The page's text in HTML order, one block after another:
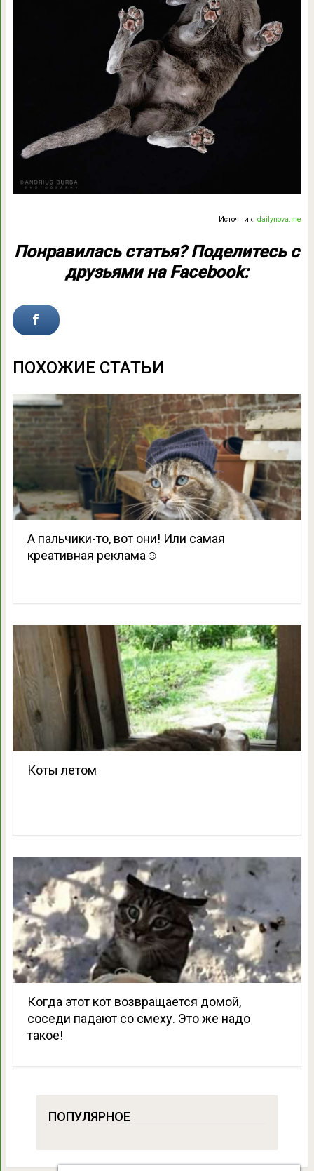
Источник:dailynova.me
Понравилась статья? Поделитесь с
друзьями на Facebook:
ПОХОЖИЕ СТАТЬИ
А пальчики-то, вот они! Или самая
креативная реклама☺️
Коты летом
Когда этот кот возвращается домой,
соседи падают со смеху. Это же надо
такое!
ПОПУЛЯРНОЕ